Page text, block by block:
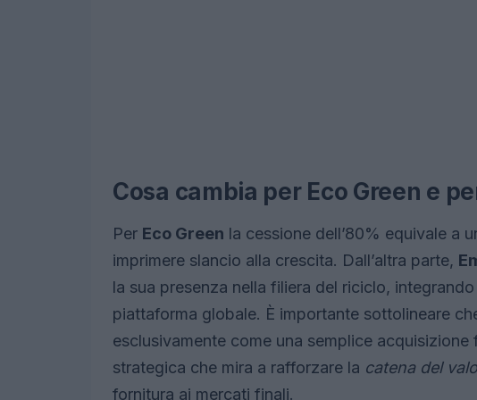
Cosa cambia per Eco Green e
Per Eco Green la cessione dell’80% equivale a
imprimere slancio alla crescita. Dall’altra parte,
la sua presenza nella filiera del riciclo,
piattaforma globale. È importante sottolineare
esclusivamente come una semplice acquisizione
strategica che mira a rafforzare la catena del
fornitura ai mercati finali.